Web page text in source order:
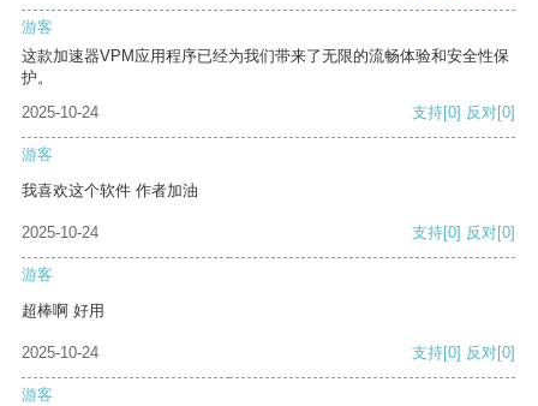
游客
这款加速器VPM应用程序已经为我们带来了无限的流畅体验和安全性保
护。
2025-10-24
支持[0] 反对[0]
游客
我喜欢这个软件 作者加油
2025-10-24 支持[0] 反对[0]
游客
超棒啊 好用
2025-10-24 支持[0] 反对[0]
游客